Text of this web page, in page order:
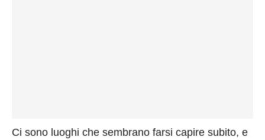
Ci sono luoghi che sembrano farsi capire subito, e